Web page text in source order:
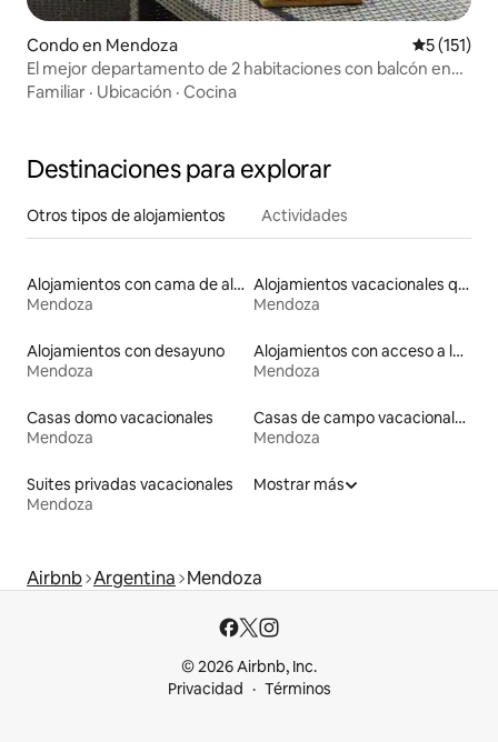
Condo en Mendoza
5 (151)
El mejor departamento de 2 habitaciones con balcón en
Mendoza
Familiar · Ubicación · Cocina
Destinaciones para explorar
Otros tipos de alojamientos Actividades
Alojamientos con cama de altura accesible
Mendoza
Alojamientos vacacionales que admiten mascotas
Mendoza
Alojamientos con desayuno
Mendoza
Alojamientos con acceso a la playa
Mendoza
Casas domo vacacionales
Mendoza
Casas de campo vacacionales
Mendoza
Suites privadas vacacionales
Mendoza
Mostrar más
Airbnb Argentina Mendoza
© 2026 Airbnb, Inc.
Privacidad
Términos